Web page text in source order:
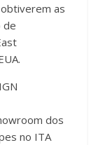
as
de
dos
no ITA